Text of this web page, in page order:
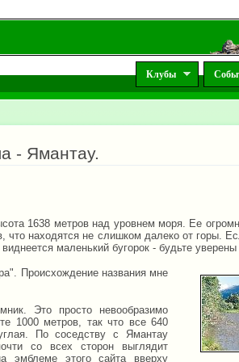
Клубы
- Ямантау.
1638 метров над уровнем моря. Ее
находятся не слишком далеко от горы.
маленький бугорок - будьте уверены
Происхождение названия мне
Это просто невообразимо
1000 метров, так что все 640
По соседству с Ямантау
со всех сторон выглядит
эмблеме этого сайта вверху